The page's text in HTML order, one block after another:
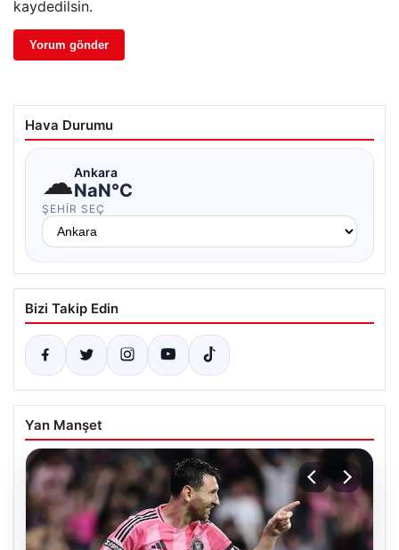
kaydedilsin.
Hava Durumu
☁Ankara
NaN°C
ŞEHIR SEÇ
Bizi Takip Edin
Yan Manşet